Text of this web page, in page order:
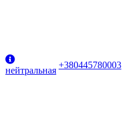
нейтральная
+380445780003